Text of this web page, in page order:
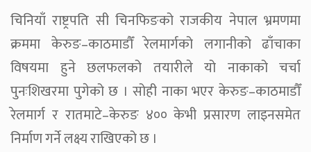
चिनियाँ राष्ट्रपति सी चिनफिङको राजकीय नेपाल भ्रमणमा
क्रममा केरुङ–काठमाडौँ रेलमार्गको लगानीको ढाँचाका
विषयमा हुने छलफलको तयारीले यो नाकाको चर्चा
पुनःशिखरमा पुगेको छ । सोही नाका भएर केरुङ–काठमाडौँ
रेलमार्ग र रातमाटे–केरुङ ४०० केभी प्रसारण लाइनसमेत
निर्माण गर्ने लक्ष्य राखिएको छ ।